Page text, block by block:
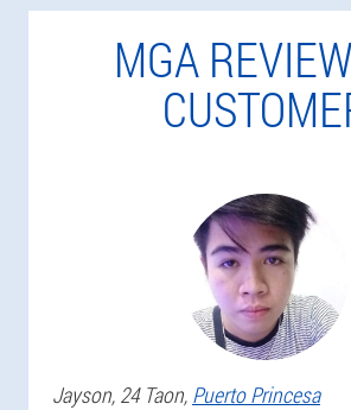
MGA
Jayson, 24 Taon, Puerto Princesa